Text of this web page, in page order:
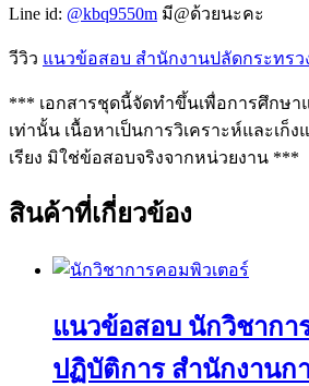
Line id: @kbq9550m มี@ด้วยนะคะ
วีวิว แนวข้อสอบ สำนักงานปลัดกระทรว
*** เอกสารชุดนี้จัดทำขึ้นเพื่อการศึกษา
เท่านั้น เนื้อหาเป็นการวิเคราะห์และเก็
เรียง มิใช่ข้อสอบจริงจากหน่วยงาน ***
สินค้าที่เกี่ยวข้อง
แนวข้อสอบ นักวิชากา
ปฏิบัติการ สำนักงานก